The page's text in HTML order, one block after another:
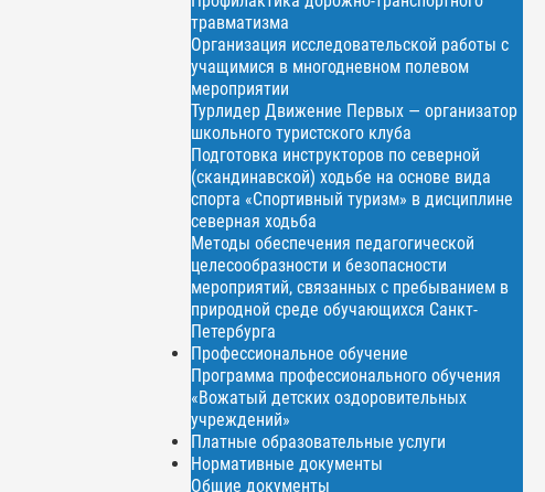
травматизма
Организация исследовательской работы с
учащимися в многодневном полевом
мероприятии
Турлидер Движение Первых — организатор
школьного туристского клуба
Подготовка инструкторов по северной
(скандинавской) ходьбе на основе вида
спорта «Спортивный туризм» в дисциплине
северная ходьба
Методы обеспечения педагогической
целесообразности и безопасности
мероприятий, связанных с пребыванием в
природной среде обучающихся Санкт-
Петербурга
Профессиональное обучение
Программа профессионального обучения
«Вожатый детских оздоровительных
учреждений»
Платные образовательные услуги
Нормативные документы
Общие документы